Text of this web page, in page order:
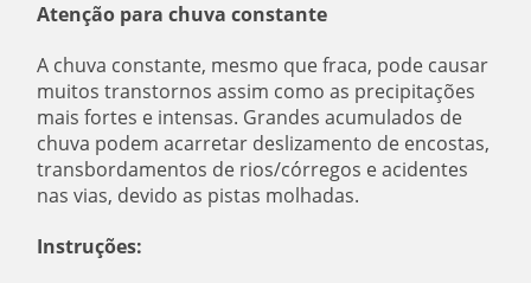
Atenção para chuva constante
A chuva constante, mesmo que fraca, pode causar
muitos transtornos assim como as precipitações
mais fortes e intensas. Grandes acumulados de
chuva podem acarretar deslizamento de encostas,
transbordamentos de rios/córregos e acidentes
nas vias, devido as pistas molhadas.
Instruções: